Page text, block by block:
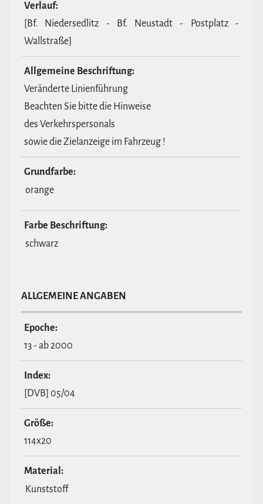
Verlauf:
[Bf. Niedersedlitz - Bf. Neustadt - Postplatz -
Wallstraße]
All­ge­meine Beschrif­tung:
Veränderte Linienführung
Beachten Sie bitte die Hinweise
des Verkehrspersonals
sowie die Zielanzeige im Fahrzeug !
Grund­farbe:
orange
Farbe Beschrif­tung:
schwarz
ALL­GE­MEINE ANGABEN
Epoche:
13 - ab 2000
Index:
[DVB] 05/04
Größe:
114x20
Material:
Kunststoff